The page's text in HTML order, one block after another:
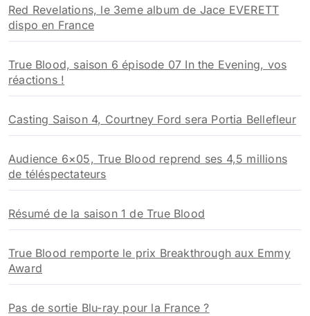
Red Revelations, le 3eme album de Jace EVERETT
dispo en France
True Blood, saison 6 épisode 07 In the Evening, vos
réactions !
Casting Saison 4, Courtney Ford sera Portia Bellefleur
Audience 6×05, True Blood reprend ses 4,5 millions
de téléspectateurs
Résumé de la saison 1 de True Blood
True Blood remporte le prix Breakthrough aux Emmy
Award
Pas de sortie Blu-ray pour la France ?